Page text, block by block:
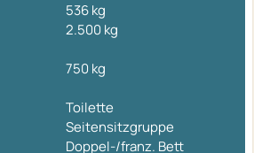
536 kg
2.500 kg
750 kg
Toilette
Seitensitzgruppe
Doppel-/franz. Bett